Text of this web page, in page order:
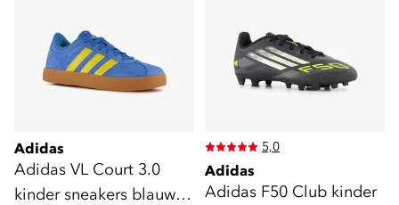
Adidas
Adidas VL Court 3.0
kinder sneakers blauw
5,0
Adidas
Adidas F50 Club kinder